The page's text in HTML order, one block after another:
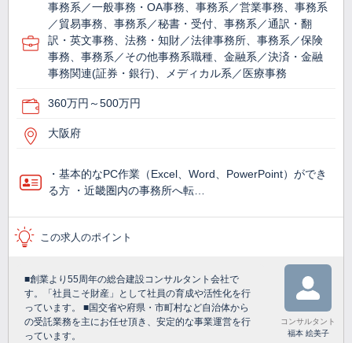
事務系／一般事務・OA事務、事務系／営業事務、事務系
／貿易事務、事務系／秘書・受付、事務系／通訳・翻
訳・英文事務、法務・知財／法律事務所、事務系／保険
事務、事務系／その他事務系職種、金融系／決済・金融
事務関連(証券・銀行)、メディカル系／医療事務
360万円～500万円
大阪府
・基本的なPC作業（Excel、Word、PowerPoint）ができ
る方 ・近畿圏内の事務所へ転…
この求人のポイント
■創業より55周年の総合建設コンサルタント会社で
す。「社員こそ財産」として社員の育成や活性化を行
っています。 ■国交省や府県・市町村など自治体から
の受託業務を主にお任せ頂き、安定的な事業運営を行
っています。
コンサルタント
福本 絵美子